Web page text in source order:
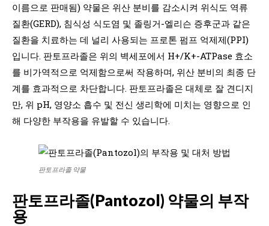
이름으로 판매됨) 약물은 위산 분비를 감소시켜 위식도 역류
질환(GERD), 침식성 식도염 및 졸링거-엘리슨 증후군과 같은
질환을 치료하는 데 널리 사용되는 프로톤 펌프 억제제(PPI)
입니다. 판토프라졸은 위의 벽세포에서 H+/K+-ATPase 효소
를 비가역적으로 억제함으로써 작용하며, 위산 분비의 최종 단
계를 효과적으로 차단합니다. 판토프라졸은 대체로 잘 견디지
만, 위 pH, 영양소 흡수 및 전신 생리학에 미치는 영향으로 인
해 다양한 부작용을 유발할 수 있습니다.
판토프라졸 약물
판토프라졸(Pantozol) 약물의 부작
용